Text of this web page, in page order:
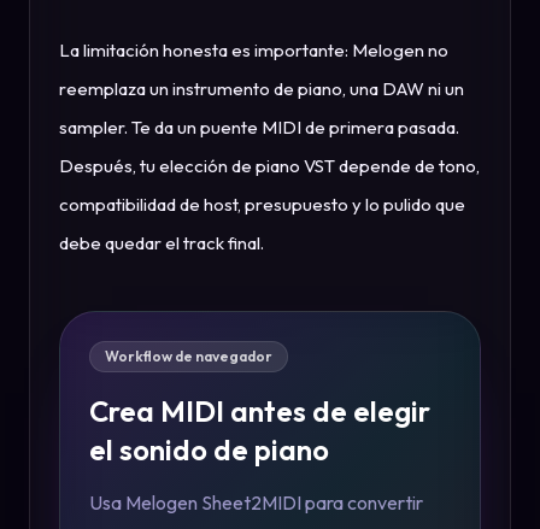
La limitación honesta es importante: Melogen no
reemplaza un instrumento de piano, una DAW ni un
sampler. Te da un puente MIDI de primera pasada.
Después, tu elección de piano VST depende de tono,
compatibilidad de host, presupuesto y lo pulido que
debe quedar el track final.
Workflow de navegador
Crea MIDI antes de elegir
el sonido de piano
Usa Melogen Sheet2MIDI para convertir